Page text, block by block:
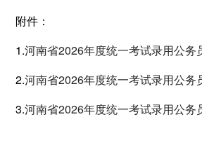
附件：
1.河南省2026年度统一考试录用公务
2.河南省2026年度统一考试录用公务
3.河南省2026年度统一考试录用公